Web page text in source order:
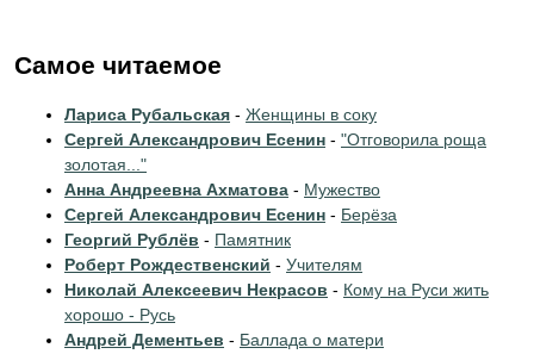
Самое читаемое
Лариса Рубальская - Женщины в соку
Сергей Александрович Есенин - "Отговорила роща
золотая..."
Анна Андреевна Ахматова - Мужество
Сергей Александрович Есенин - Берёза
Георгий Рублёв - Памятник
Роберт Рождественский - Учителям
Николай Алексеевич Некрасов - Кому на Руси жить
хорошо - Русь
Андрей Дементьев - Баллада о матери